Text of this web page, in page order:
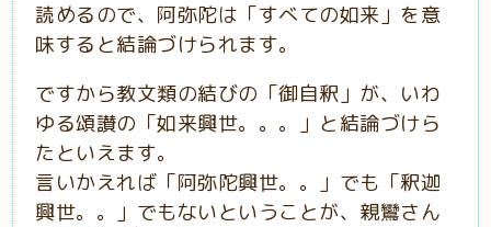
読めるので、阿弥陀は「すべての如来」を意
味すると結論づけられます。
ですから教文類の結びの「御自釈」が、いわ
ゆる頌讃の「如来興世。。。」と結論づけら
たといえます。
言いかえれば「阿弥陀興世。。」でも「釈迦
興世。。」でもないということが、親鸞さん